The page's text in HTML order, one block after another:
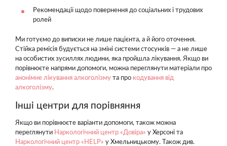
Рекомендації щодо повернення до соціальних і трудових
ролей
Ми готуємо до виписки не лише пацієнта, а й його оточення.
Стійка ремісія будується на зміні системи стосунків — а не лише
на особистих зусиллях людини, яка пройшла лікування. Якщо ви
порівнюєте напрями допомоги, можна переглянути матеріали про
анонімне лікування алкоголізму та про кодування від
алкоголізму.
Інші центри для порівняння
Якщо ви порівнюєте варіанти допомоги, також можна
переглянути Наркологічний центр «Довіра» у Херсоні та
Наркологічний центр «HELP» у Хмельницькому. Також див.